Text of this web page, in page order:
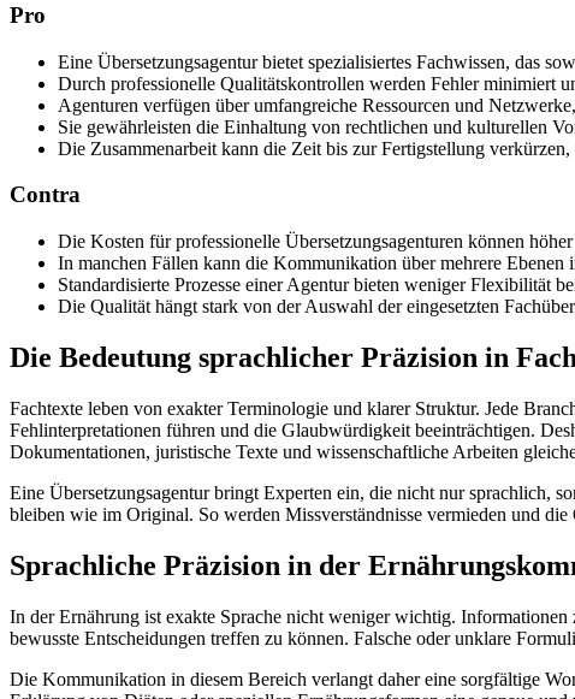
Pro
Eine Übersetzungsagentur bietet spezialisiertes Fachwissen, das
Durch professionelle Qualitätskontrollen werden Fehler minimiert
Agenturen verfügen über umfangreiche Ressourcen und
Sie gewährleisten die Einhaltung von rechtlichen und kulturellen
Die Zusammenarbeit kann die Zeit bis zur Fertigstellung
Contra
Die Kosten für professionelle Übersetzungsagenturen können
In manchen Fällen kann die Kommunikation über mehrere
Standardisierte Prozesse einer Agentur bieten weniger Flexibilität
Die Qualität hängt stark von der Auswahl der eingesetzten
Die Bedeutung sprachlicher Präzision in
Fachtexte leben von exakter Terminologie und klarer Struktur. Jede
Fehlinterpretationen führen und die Glaubwürdigkeit beeinträchtigen.
Dokumentationen, juristische Texte und wissenschaftliche Arbeiten
Eine Übersetzungsagentur bringt Experten ein, die nicht nur sprachlich,
bleiben wie im Original. So werden Missverständnisse vermieden und
Sprachliche Präzision in der
In der Ernährung ist exakte Sprache nicht weniger wichtig.
bewusste Entscheidungen treffen zu können. Falsche oder unklare
Die Kommunikation in diesem Bereich verlangt daher eine sorgfältige